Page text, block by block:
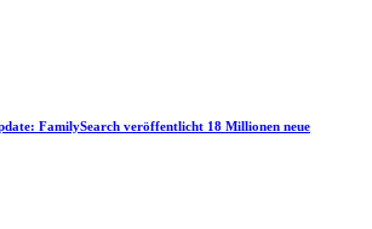
FamilySearch veröffentlicht 18 Millionen neue